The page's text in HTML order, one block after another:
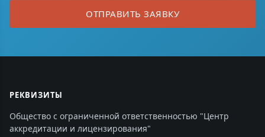
ОТПРАВИТЬ ЗАЯВКУ
РЕКВИЗИТЫ
Общество с ограниченной ответственностью "Центр
аккредитации и лицензирования"